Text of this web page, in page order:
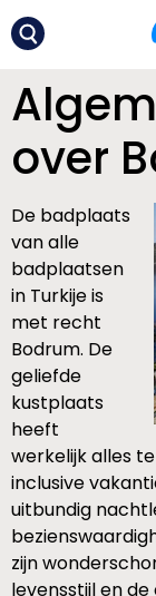
over
De badplaats
van alle
badplaatsen
in Turkije is
met recht
Bodrum. De
geliefde
kustplaats
heeft
werkelijk alles
inclusive
uitbundig
zijn
levensstijl en